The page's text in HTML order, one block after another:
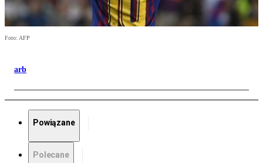
Foto: AFP
arb
Powiązane
Polecane